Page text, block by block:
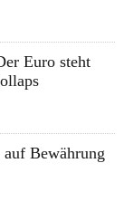
Euro steht
Bewährung